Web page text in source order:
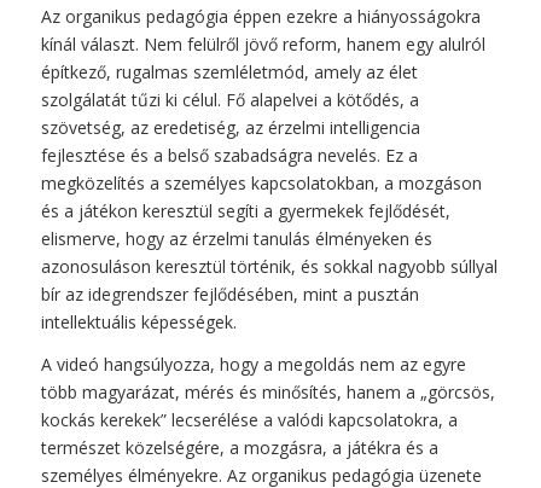
Az organikus pedagógia éppen ezekre a hiányosságokra
kínál választ. Nem felülről jövő reform, hanem egy alulról
építkező, rugalmas szemléletmód, amely az élet
szolgálatát tűzi ki célul. Fő alapelvei a kötődés, a
szövetség, az eredetiség, az érzelmi intelligencia
fejlesztése és a belső szabadságra nevelés. Ez a
megközelítés a személyes kapcsolatokban, a mozgáson
és a játékon keresztül segíti a gyermekek fejlődését,
elismerve, hogy az érzelmi tanulás élményeken és
azonosuláson keresztül történik, és sokkal nagyobb súllyal
bír az idegrendszer fejlődésében, mint a pusztán
intellektuális képességek.
A videó hangsúlyozza, hogy a megoldás nem az egyre
több magyarázat, mérés és minősítés, hanem a „görcsös,
kockás kerekek” lecserélése a valódi kapcsolatokra, a
természet közelségére, a mozgásra, a játékra és a
személyes élményekre. Az organikus pedagógia üzenete